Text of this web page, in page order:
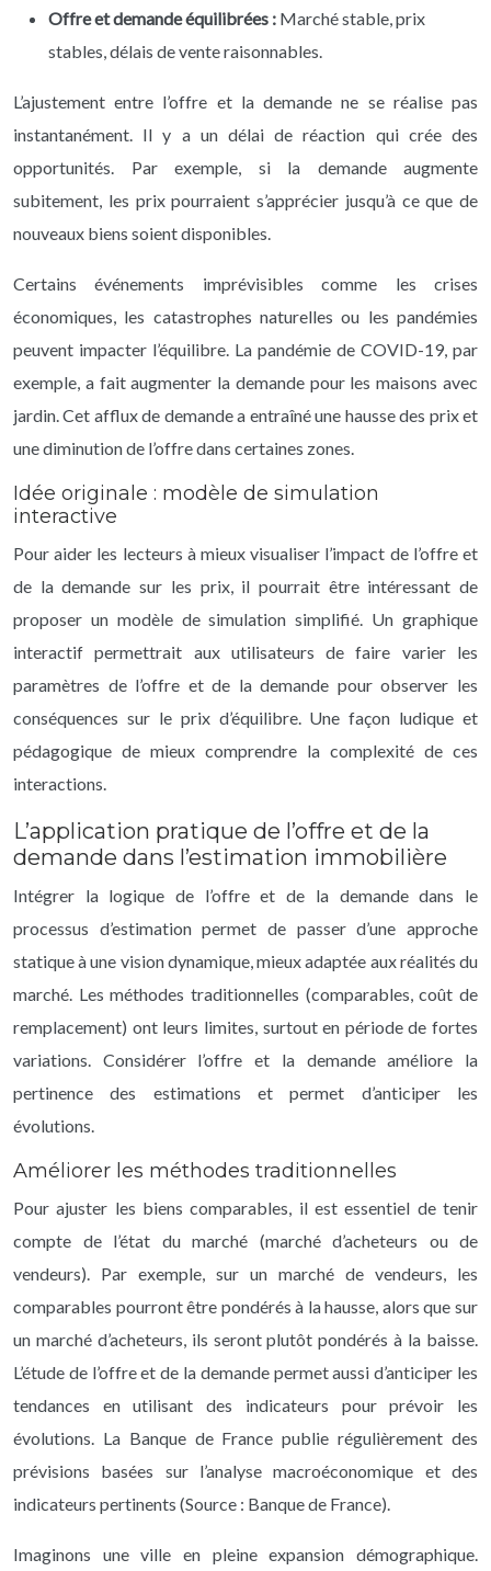
Offre et demande équilibrées : Marché stable, prix
stables, délais de vente raisonnables.
L’ajustement entre l’offre et la demande ne se réalise pas
instantanément. Il y a un délai de réaction qui crée des
opportunités. Par exemple, si la demande augmente
subitement, les prix pourraient s’apprécier jusqu’à ce que de
nouveaux biens soient disponibles.
Certains événements imprévisibles comme les crises
économiques, les catastrophes naturelles ou les pandémies
peuvent impacter l’équilibre. La pandémie de COVID-19, par
exemple, a fait augmenter la demande pour les maisons avec
jardin. Cet afflux de demande a entraîné une hausse des prix et
une diminution de l’offre dans certaines zones.
Idée originale : modèle de simulation
interactive
Pour aider les lecteurs à mieux visualiser l’impact de l’offre et
de la demande sur les prix, il pourrait être intéressant de
proposer un modèle de simulation simplifié. Un graphique
interactif permettrait aux utilisateurs de faire varier les
paramètres de l’offre et de la demande pour observer les
conséquences sur le prix d’équilibre. Une façon ludique et
pédagogique de mieux comprendre la complexité de ces
interactions.
L’application pratique de l’offre et de la
demande dans l’estimation immobilière
Intégrer la logique de l’offre et de la demande dans le
processus d’estimation permet de passer d’une approche
statique à une vision dynamique, mieux adaptée aux réalités du
marché. Les méthodes traditionnelles (comparables, coût de
remplacement) ont leurs limites, surtout en période de fortes
variations. Considérer l’offre et la demande améliore la
pertinence des estimations et permet d’anticiper les
évolutions.
Améliorer les méthodes traditionnelles
Pour ajuster les biens comparables, il est essentiel de tenir
compte de l’état du marché (marché d’acheteurs ou de
vendeurs). Par exemple, sur un marché de vendeurs, les
comparables pourront être pondérés à la hausse, alors que sur
un marché d’acheteurs, ils seront plutôt pondérés à la baisse.
L’étude de l’offre et de la demande permet aussi d’anticiper les
tendances en utilisant des indicateurs pour prévoir les
évolutions. La Banque de France publie régulièrement des
prévisions basées sur l’analyse macroéconomique et des
indicateurs pertinents (Source : Banque de France).
Imaginons une ville en pleine expansion démographique.